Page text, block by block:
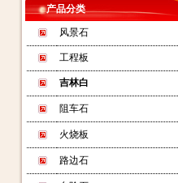
产品分类
风景石
工程板
吉林白
阻车石
火烧板
路边石